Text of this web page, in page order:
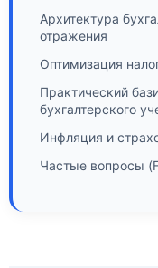
Архитектура
отражения
Оптимизация
Практический
бухгалтерского
Инфляция и
Частые вопросы